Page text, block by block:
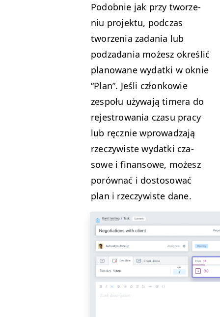
Podob­nie jak przy tworze­
niu pro­jek­tu, pod­czas
tworzenia zada­nia lub
podzada­nia możesz określić
planowane wydat­ki w oknie
“Plan”. Jeśli członkowie
zespołu uży­wa­ją timera do
reje­strowa­nia cza­su pra­cy
lub ręcznie wprowadza­ją
rzeczy­wiste wydat­ki cza­
sowe i finan­sowe, możesz
porów­nać i dos­tosować
plan i rzeczy­wiste dane.